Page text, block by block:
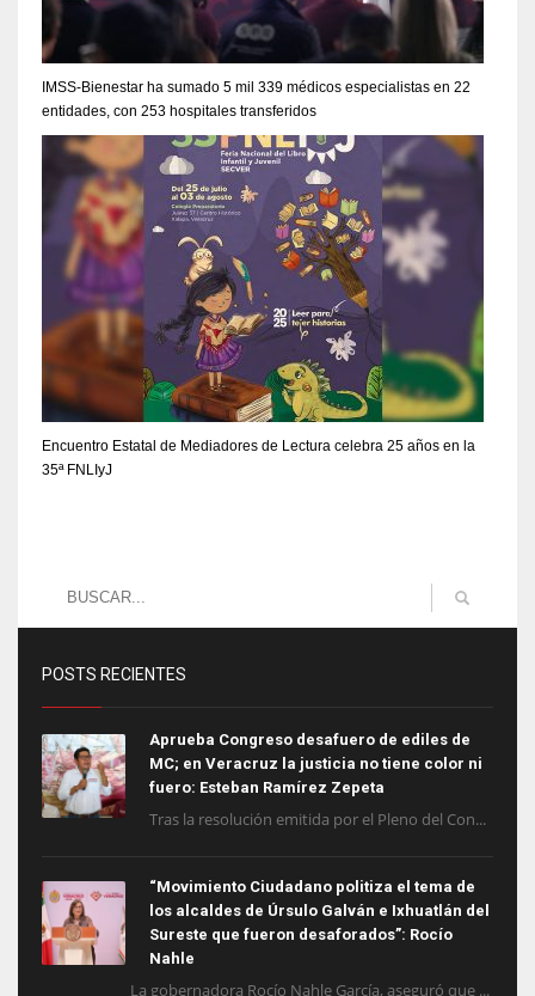
IMSS-Bienestar ha sumado 5 mil 339 médicos especialistas en 22
entidades, con 253 hospitales transferidos
Encuentro Estatal de Mediadores de Lectura celebra 25 años en la
35ª FNLIyJ
POSTS RECIENTES
Aprueba Congreso desafuero de ediles de
MC; en Veracruz la justicia no tiene color ni
fuero: Esteban Ramírez Zepeta
Tras la resolución emitida por el Pleno del Con...
“Movimiento Ciudadano politiza el tema de
los alcaldes de Úrsulo Galván e Ixhuatlán del
Sureste que fueron desaforados”: Rocío
Nahle
La gobernadora Rocío Nahle García, aseguró que ...